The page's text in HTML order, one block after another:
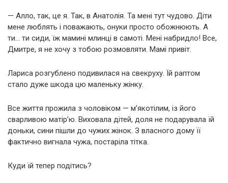
— Алло, так, це я. Так, в Анатолія. Та мені тут чудово. Діти
мене люблять і поважають, онуки просто обожнюють. А
ти… ти сиди, їж мамині млинці в самоті. Мені набридло! Все,
Дмитре, я не хочу з тобою розмовляти. Мамі привіт.
Лариса розгублено подивилася на свекруху. Їй раптом
стало дуже шкода цю маленьку жінку.
Все життя прожила з чоловіком — м’якотілим, із його
сварливою матір’ю. Виховала дітей, доля не подарувала їй
доньки, сини пішли до чужих жінок. З власного дому її
фактично вигнала чужа, постаріла тітка.
Куди їй тепер подітись?